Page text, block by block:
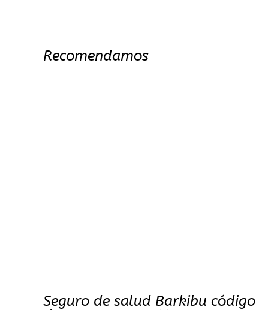
Recomendamos
Seguro de salud Barkibu código